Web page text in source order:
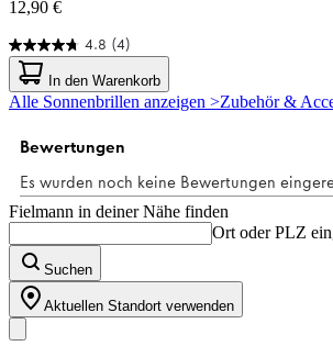
12,90 €
4.8 (4)
4.8
von
5
Sternen.
Bewertungen
In den Warenkorb
Alle Sonnenbrillen anzeigen >Zubehör &
Fielmann in deiner Nähe finden
Ort oder PLZ
Suchen
Aktuellen Standort verwenden